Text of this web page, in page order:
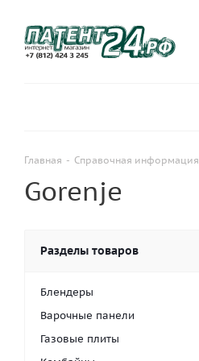
Главная - Справочная информация
Gorenje
Разделы товаров
Блендеры
Варочные панели
Газовые плиты